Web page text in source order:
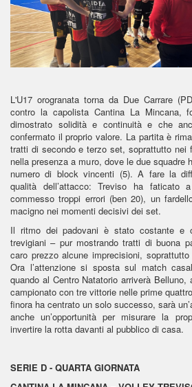
L'U17 orogranata torna da Due Carrare
contro la capolista Cantina La Mincana,
dimostrato solidità e continuità e che
confermato il proprio valore. La partita è
tratti di secondo e terzo set, soprattutto nei
nella presenza a muro, dove le due squadre
numero di block vincenti (5). A fare la
qualità dell’attacco: Treviso ha faticato
commesso troppi errori (ben 20), un
macigno nei momenti decisivi dei set.
Il ritmo dei padovani è stato costante e
trevigiani – pur mostrando tratti di buona
caro prezzo alcune imprecisioni,
Ora l’attenzione si sposta sul match
quando al Centro Natatorio arriverà
campionato con tre vittorie nelle prime
finora ha centrato un solo successo, sarà
anche un’opportunità per misurare la
invertire la rotta davanti al pubblico di casa.
SERIE D - QUARTA GIORNATA